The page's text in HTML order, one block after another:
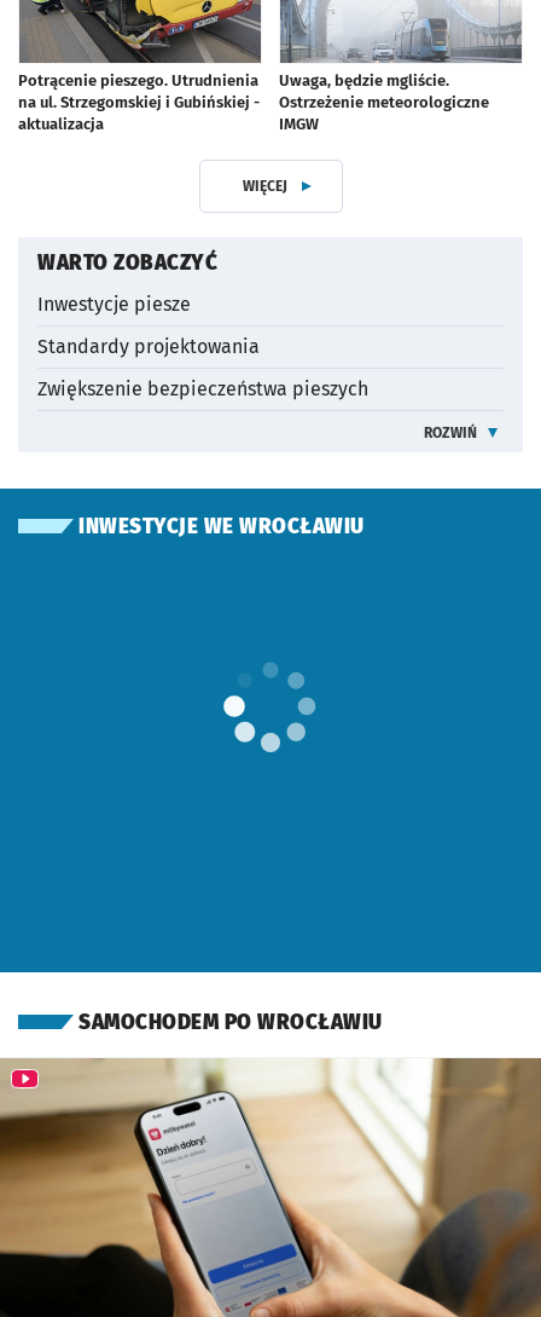
Potrącenie pieszego. Utrudnienia
na ul. Strzegomskiej i Gubińskiej -
aktualizacja
Uwaga, będzie mgliście.
Ostrzeżenie meteorologiczne
IMGW
WIĘCEJ Z DZIAŁU PIESI WE WROCŁAWIU
WARTO ZOBACZYĆOTWORZY SIĘ W NOWEJ KARCIE
Inwestycje piesze
Standardy projektowania
Zwiększenie bezpieczeństwa pieszych
ROZWIŃ
INWESTYCJE WE WROCŁAWIU
SAMOCHODEM PO WROCŁAWIUOTWORZY SIĘ